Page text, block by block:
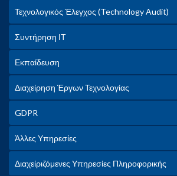
Τεχνολογικός Έλεγχος (Technology Audit)
Συντήρηση ΙΤ
Εκπαίδευση
Διαχείρηση Έργων Τεχνολογίας
GDPR
Άλλες Υπηρεσίες
Διαχείριζόμενες Υπηρεσίες Πληροφορικής